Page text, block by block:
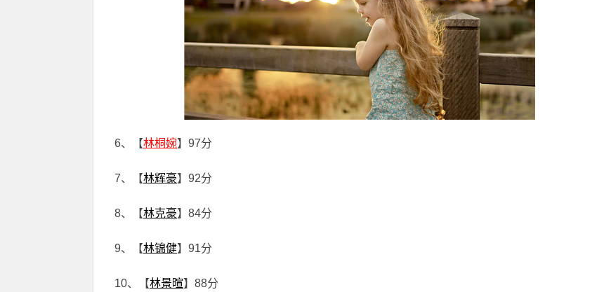
6、【林桐婉】97分
7、【林辉豪】92分
8、【林克豪】84分
9、【林锦健】91分
10、【林景暄】88分